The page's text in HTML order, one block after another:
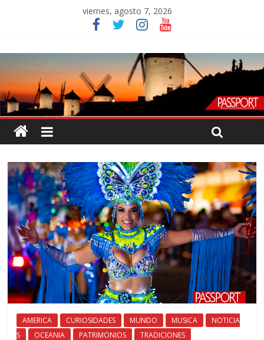
viernes, agosto 7, 2026
AMERICA CURIOSIDADES MUNDO MUSICA
NOTICIA
S
OCEANIA PATRIMONIOS TRADICIONES